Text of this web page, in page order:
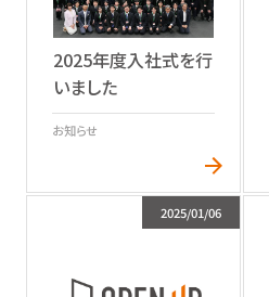
2025年度入社式を行
いました
お知らせ
2025/01/06